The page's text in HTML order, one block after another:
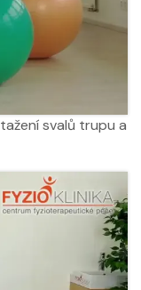
svalů trupu a